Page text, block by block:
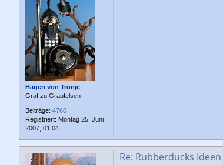
Hagen von Tronje
Graf zu Graufelsen
Beiträge: 4766
Registriert: Montag 25. Juni
2007, 01:04
Re: Rubberducks